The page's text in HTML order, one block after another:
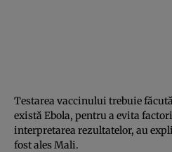
Testarea vaccinului trebuie
există Ebola, pentru a evita
interpretarea rezultatelor, au
fost ales Mali.